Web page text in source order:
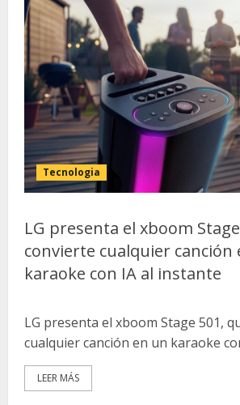
Tecnologia
LG presenta el xboom
convierte cualquier canción
karaoke con IA al instante
LG presenta el xboom Stage 501,
cualquier canción en un karaoke
LEER MÁS